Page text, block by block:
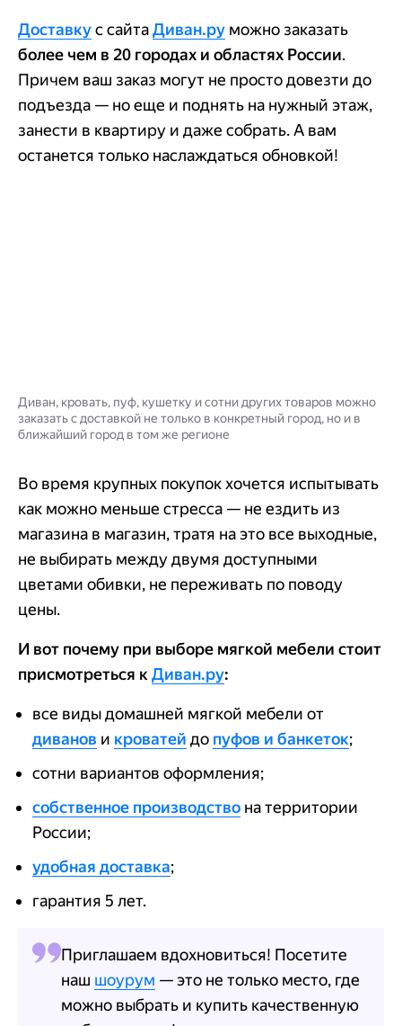
Доставкус сайтаДиван.ру можно заказать
более чем в 20 городах и областях России.
Причем ваш заказ могут не просто довезти до
подъезда — но еще и поднять на нужный этаж,
занести в квартиру и даже собрать. А вам
останется только наслаждаться обновкой!
Диван, кровать, пуф, кушетку и сотни других товаров можно
заказать с доставкой не только в конкретный город, но и в
ближайший город в том же регионе
Во время крупных покупок хочется испытывать
как можно меньше стресса — не ездить из
магазина в магазин, тратя на это все выходные,
не выбирать между двумя доступными
цветами обивки, не переживать по поводу
цены.
И вот почему при выборе мягкой мебели стоит
присмотреться к Диван.ру:
все виды домашней мягкой мебели от
диванов и кроватей до пуфов и банкеток;
сотни вариантов оформления;
собственное производство на территории
России;
удобная доставка;
гарантия 5 лет.
Приглашаем вдохновиться! Посетите
наш шоурум — это не только место, где
можно выбрать и купить качественную